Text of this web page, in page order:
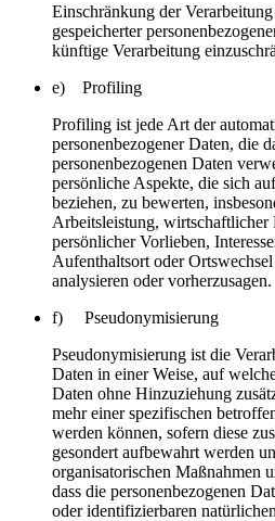
Einschränkung der
gespeicherter
künftige Verarbeitung
e) Profiling
Profiling ist jede Art der
personenbezogener Daten, die
personenbezogenen Daten
persönliche Aspekte, die sich
beziehen, zu bewerten,
Arbeitsleistung, wirtschaftlicher
persönlicher Vorlieben,
Aufenthaltsort oder
analysieren oder vorherzusagen.
f) Pseudonymisierung
Pseudonymisierung ist die
Daten in einer Weise, auf
Daten ohne Hinzuziehung
mehr einer spezifischen
werden können, sofern diese
gesondert aufbewahrt werden
organisatorischen Maßnahmen
dass die personenbezogenen
oder identifizierbaren